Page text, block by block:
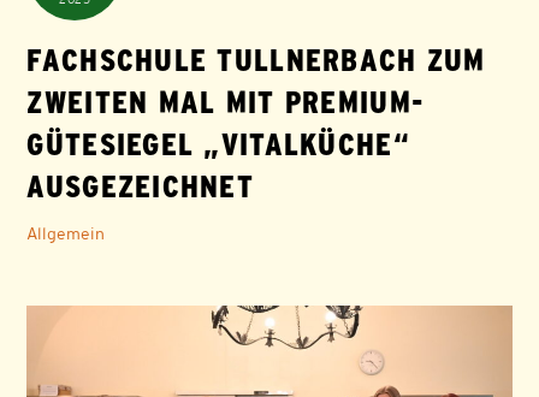
FACHSCHULE TULLNERBACH ZUM
ZWEITEN MAL MIT PREMIUM-
GÜTESIEGEL „VITALKÜCHE“
AUSGEZEICHNET
Allgemein